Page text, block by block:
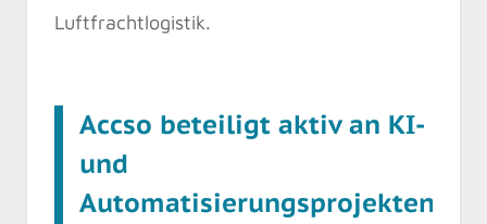
Luftfrachtlogistik.
Accso beteiligt aktiv an KI-
und
Automatisierungsprojekten